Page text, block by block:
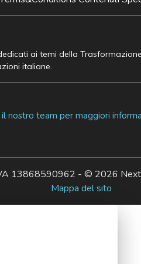
ai temi della
italiane.
nostro team per maggiori
13868590962 - © 2026
Mappa del sito